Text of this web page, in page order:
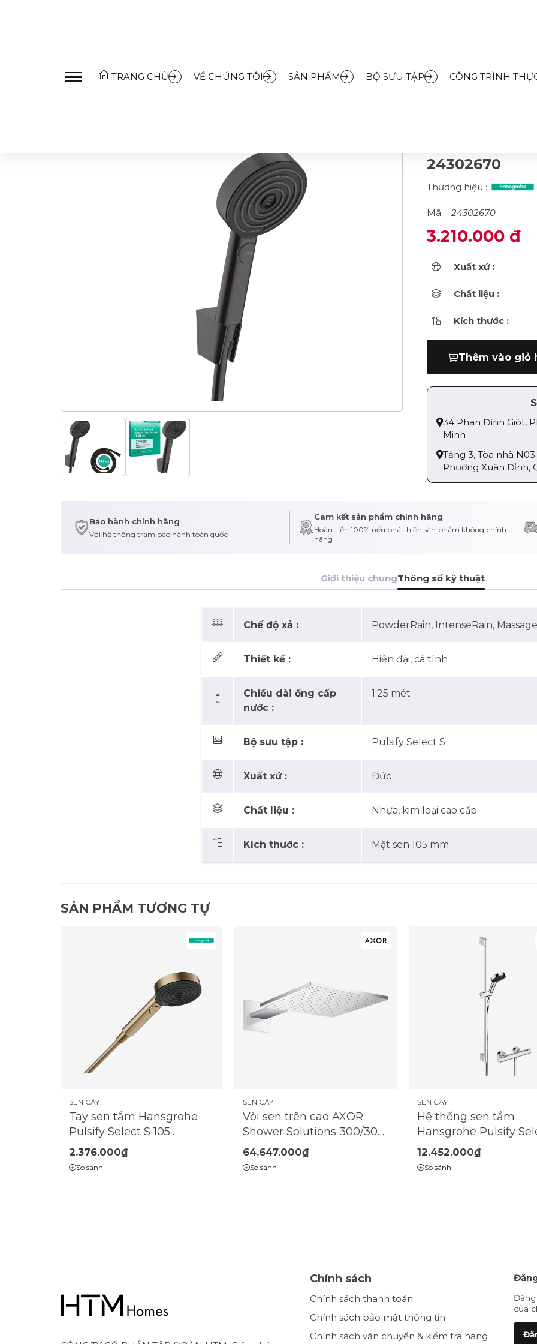
TRANG CHỦ VỀ CHÚNG TÔI SẢN PHẨM BỘ SƯU TẬP CÔNG TRÌNH
24302670
Thương hiệu :
Mã: 24302670
3.210.000 đ
Xuất xứ :
Chất liệu :
Kích thước :
Thêm vào giỏ
34 Phan Đình Giót,
Minh
Tầng 3, Tòa nhà
Phường Xuân Đỉnh,
Bảo hành chính hãng
Với hệ thống trạm bảo hành toàn quốc
Cam kết sản phẩm chính hãng
Hoàn tiền 100% nếu phát hiện sản phẩm không chính
hãng
Giới thiệu chungThông số kỹ thuật
Chế độ xả : PowderRain, IntenseRain, Massage
Thiết kế : Hiện đại, cá tính
Chiều dài ống cấp
nước :
1.25 mét
Bộ sưu tập : Pulsify Select S
Xuất xứ : Đức
Chất liệu : Nhựa, kim loại cao cấp
Kích thước : Mặt sen 105 mm
SẢN PHẨM TƯƠNG TỰ
SEN CÂY
Tay sen tắm Hansgrohe
Pulsify Select S 105
Brushed Bronze
Relaxation EcoSmart |
2.376.000₫
So sánh
SEN CÂY
Vòi sen trên cao AXOR
Shower Solutions 300/300
1 tia có tay sen
64.647.000₫
So sánh
SEN CÂY
Hệ thống sen tắm
Hansgrohe Pulsify
105 Relaxation
với vòi trộn Ecostat
12.452.000₫
So sánh
Chính sách
Chính sách thanh toán
Chính sách bảo mật thông tin
Chính sách vận chuyển & kiểm tra hàng
Đăng
của